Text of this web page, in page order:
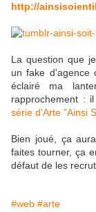
http://
La question que
un fake d'agence
éclairé ma
rapprochement :
série d'Arte "Ainsi
Bien joué, ça
faites tourner, ça
défaut de les
#web #arte